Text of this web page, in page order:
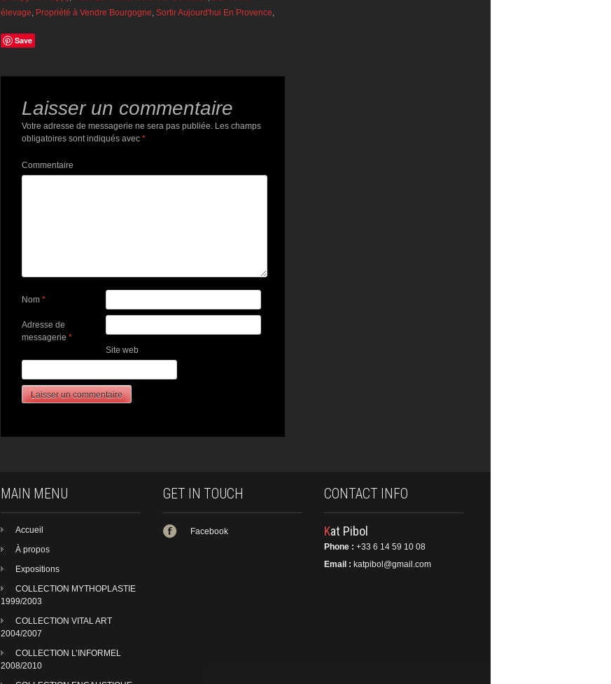
élevage, Propriété à Vendre Bourgogne, Sortir Aujourd'hui En Provence,
Save
Laisser un commentaire
Votre adresse de messagerie ne sera pas publiée. Les champs
obligatoires sont indiqués avec *
Commentaire
Nom *
Adresse de
messagerie *
Site web
MAIN MENU
Accueil
À propos
Expositions
COLLECTION MYTHOPLASTIE
1999/2003
COLLECTION VITAL ART
2004/2007
COLLECTION L’INFORMEL
2008/2010
GET IN TOUCH
Facebook
CONTACT INFO
Kat Pibol
Phone : +33 6 14 59 10 08
Email : katpibol@gmail.com